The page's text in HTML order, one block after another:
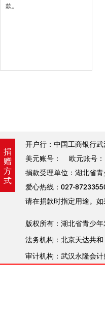
款。
捐
赠
方
式
开户行：中国工商银行
美元账号： 欧元账号：
捐款受理单位：湖北省
爱心热线：027-
请在捐款时指定用途。
版权所有：湖北省青少
法务机构：北京天达共
审计机构：武汉永隆会计